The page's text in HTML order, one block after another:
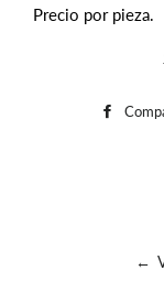
Precio por pieza.
←